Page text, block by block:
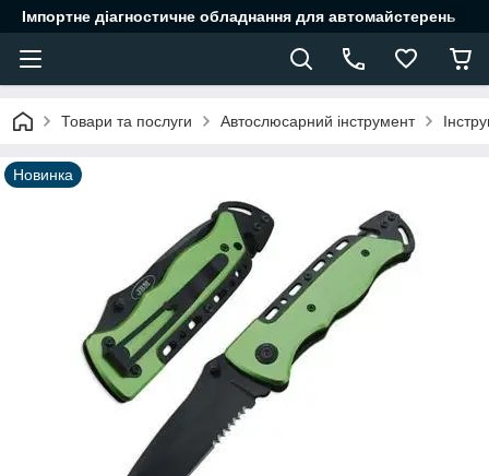
Імпортне діагностичне обладнання для автомайстерень
Товари та послуги Автослюсарний інструмент
Новинка